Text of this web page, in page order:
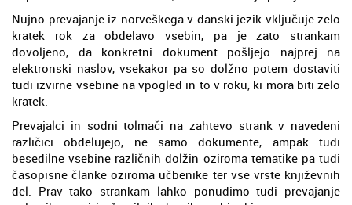
Nujno prevajanje iz norveškega v danski jezik vključuje zelo
kratek rok za obdelavo vsebin, pa je zato strankam
dovoljeno, da konkretni dokument pošljejo najprej na
elektronski naslov, vsekakor pa so dolžno potem dostaviti
tudi izvirne vsebine na vpogled in to v roku, ki mora biti zelo
kratek.
Prevajalci in sodni tolmači na zahtevo strank v navedeni
različici obdelujejo, ne samo dokumente, ampak tudi
besedilne vsebine različnih dolžin oziroma tematike pa tudi
časopisne članke oziroma učbenike ter vse vrste književnih
del. Prav tako strankam lahko ponudimo tudi prevajanje